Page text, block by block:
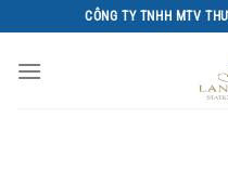
đến
nội
CÔNG TY TNHH MTV